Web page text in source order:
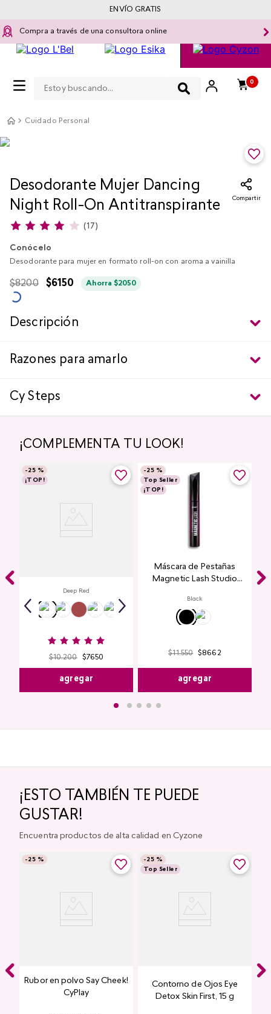
Compra a través de una consultora online
0
ENVÍO GRATIS
Cuidado Personal
Desodorante Mujer Dancing
Night Roll-On Antitranspirante
Compartir
(17)
Conócelo
Desodorante para mujer en formato roll-on con aroma a vainilla
$8200 $6150 Ahorra $2050
Descripción
Razones para amarlo
Cy Steps
¡COMPLEMENTA TU LOOK!
-25 %
¡TOP!
Deep Red
$10.200 $7650
agregar
-25 %
Top Seller
¡TOP!
Máscara de Pestañas
Magnetic Lash Studio
Black
$11.550 $8662
agregar
¡ESTO TAMBIÉN TE PUEDE
GUSTAR!
Encuentra productos de alta calidad en Cyzone
-25 %
Rubor en polvo Say Cheek!
CyPlay
-25 %
Top Seller
Contorno de Ojos Eye
Detox Skin First, 15 g